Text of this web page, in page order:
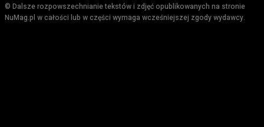
© Dalsze rozpowszechnianie tekstów i zdjęć opublikowanych na stronie
NuMag.pl w całości lub w części wymaga wcześniejszej zgody wydawcy.